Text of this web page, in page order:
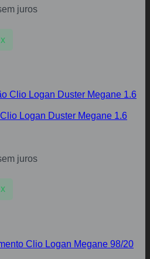
juros
Logan Duster Megane 1.6
juros